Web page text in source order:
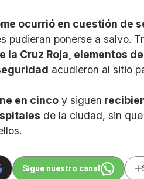
ocurrió en cuestión de
pudieran ponerse a salvo.
la Cruz Roja, elementos
acudieron al sitio
en cinco y siguen
de la ciudad, sin
Sigue nuestro canal